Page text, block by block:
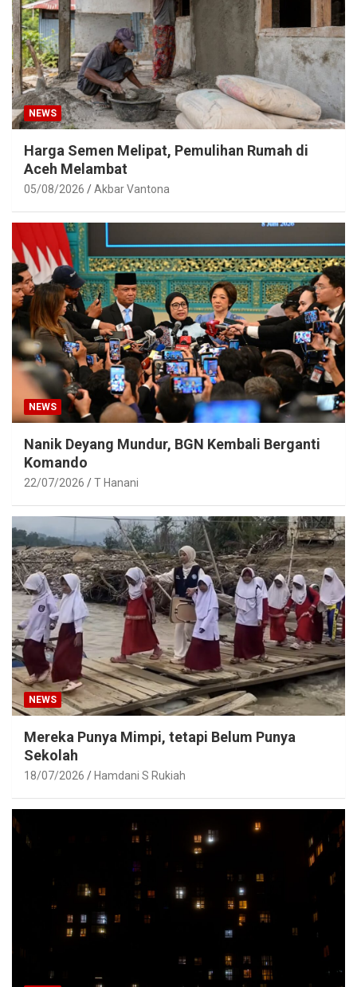
NEWS
Harga Semen Melipat, Pemulihan Rumah di
Aceh Melambat
05/08/2026 Akbar Vantona
NEWS
Nanik Deyang Mundur, BGN Kembali Berganti
Komando
22/07/2026 T Hanani
NEWS
Mereka Punya Mimpi, tetapi Belum Punya
Sekolah
18/07/2026 Hamdani S Rukiah